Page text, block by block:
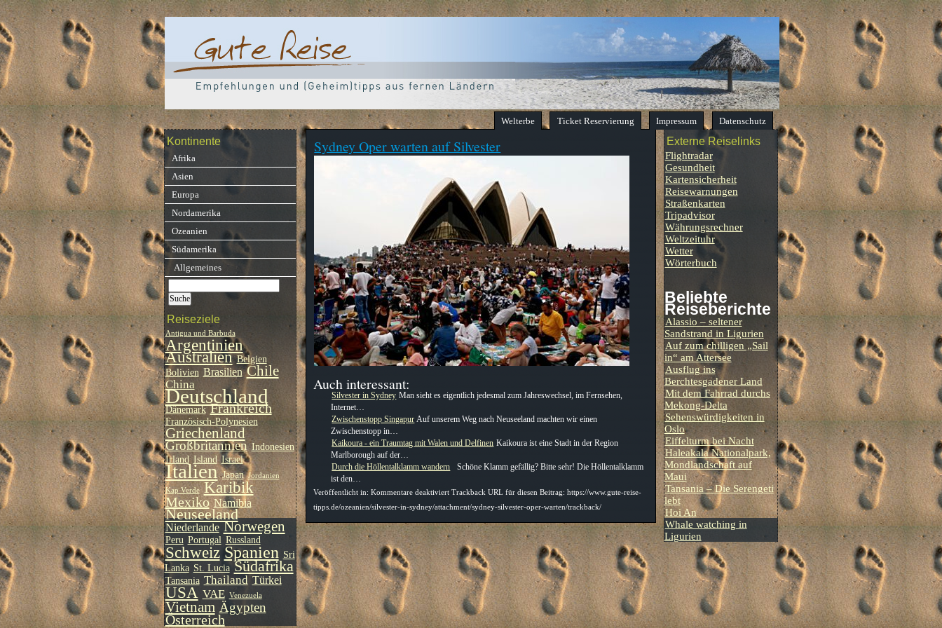
Welterbe Ticket Reservierung Impressum Datenschutz
Sydney Oper warten auf Silvester
Auch interessant:
Silvester in Sydney Man sieht es eigentlich jedesmal zum Jahreswechsel, im Fernsehen,
Internet…
Zwischenstopp Singapur Auf unserem Weg nach Neuseeland machten wir einen
Zwischenstopp in…
Kaikoura - ein Traumtag mit Walen und Delfinen Kaikoura ist eine Stadt in der Region
Marlborough auf der…
Durch die Höllentalklamm wandern Schöne Klamm gefällig? Bitte sehr! Die Höllentalklamm
ist den…
Veröffentlicht in:Kommentare deaktiviertfür
Sydney
Oper
warten
auf
Silvester
Trackback URL für diesen Beitrag: https://www.gute-reise-
tipps.de/ozeanien/silvester-in-sydney/attachment/sydney-silvester-oper-warten/trackback/
Externe Reiselinks
Flightradar
Gesundheit
Kartensicherheit
Reisewarnungen
Straßenkarten
Tripadvisor
Währungsrechner
Weltzeituhr
Wetter
Wörterbuch
Beliebte
Reiseberichte
Alassio – seltener
Sandstrand in Ligurien
Auf zum chilligen „Sail
in“ am Attersee
Ausflug ins
Berchtesgadener Land
Mit dem Fahrrad durchs
Mekong-Delta
Sehenswürdigkeiten in
Oslo
Eiffelturm bei Nacht
Haleakala Nationalpark,
Mondlandschaft auf
Maui
Tansania – Die Serengeti
lebt
Hoi An
Whale watching in
Ligurien
Kontinente
Afrika
Asien
Europa
Nordamerika
Ozeanien
Südamerika
Allgemeines
Reiseziele
Antigua und Barbuda
Argentinien
Australien Belgien
Bolivien Brasilien Chile
China
Deutschland
Dänemark Frankreich
Französisch-Polynesien
Griechenland
Großbritannien Indonesien
Irland Island Israel
Italien Japan Jordanien
Kap Verde Karibik
Mexiko Namibia
Neuseeland
Niederlande Norwegen
Peru Portugal Russland
Schweiz Spanien Sri
Lanka St. Lucia Südafrika
Tansania Thailand Türkei
USA VAE Venezuela
Vietnam Ägypten
Österreich